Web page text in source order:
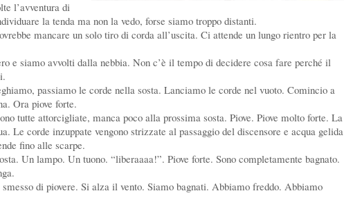
l’avventura di
la tenda ma non la vedo, forse siamo troppo distanti.
mancare un solo tiro di corda all’uscita. Ci attende un lungo rientro per la
e siamo avvolti dalla nebbia. Non c’è il tempo di decidere cosa fare perché il
passiamo le corde nella sosta. Lanciamo le corde nel vuoto. Comincio a
Ora piove forte.
tutte attorcigliate, manca poco alla prossima sosta. Piove. Piove molto forte. La
Le corde inzuppate vengono strizzate al passaggio del discensore e acqua gelida
fino alle scarpe.
Un lampo. Un tuono. “liberaaaa!”. Piove forte. Sono completamente bagnato.
di piovere. Si alza il vento. Siamo bagnati. Abbiamo freddo. Abbiamo